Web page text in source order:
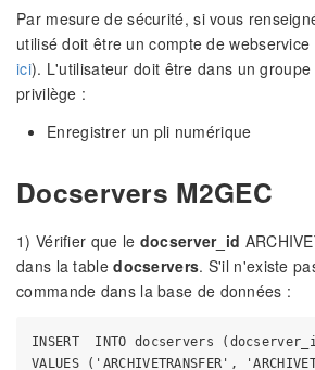
Par mesure de sécurité, si vous
utilisé doit être un compte de
ici). L'utilisateur doit être dans un
privilège :
Enregistrer un pli numérique
Docservers M2GEC
1) Vérifier que le docserver_id
dans la tabledocservers. S'il n'existe
commande dans la base de données :
INSERT  INTO docservers